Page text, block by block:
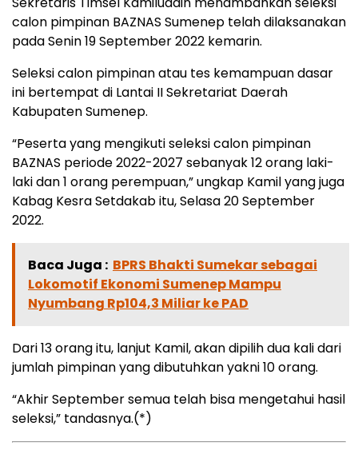
calon pimpinan BAZNAS Sumenep telah dilaksanakan
pada Senin 19 September 2022 kemarin.
Seleksi calon pimpinan atau tes kemampuan dasar
ini bertempat di Lantai II Sekretariat Daerah
Kabupaten Sumenep.
“Peserta yang mengikuti seleksi calon pimpinan
BAZNAS periode 2022-2027 sebanyak 12 orang laki-
laki dan 1 orang perempuan,” ungkap Kamil yang juga
Kabag Kesra Setdakab itu, Selasa 20 September
2022.
Baca Juga : BPRS Bhakti Sumekar sebagai
Lokomotif Ekonomi Sumenep Mampu
Nyumbang Rp104,3 Miliar ke PAD
Dari 13 orang itu, lanjut Kamil, akan dipilih dua kali dari
jumlah pimpinan yang dibutuhkan yakni 10 orang.
“Akhir September semua telah bisa mengetahui hasil
seleksi,” tandasnya.(*)